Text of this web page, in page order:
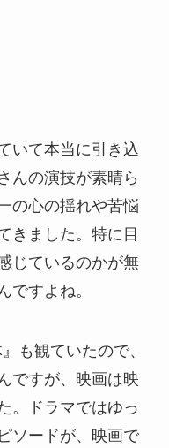
いて本当に引き込
んの演技が素晴ら
の心の揺れや苦悩
きました。特に目
じているのかが無
ですよね。
も観ていたので、
ですが、映画は映
。ドラマではゆっ
ソードが、映画で